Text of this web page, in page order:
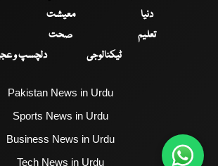
دنیا
معیشت
تعلیم
صحت
ٹیکنالوجی
دلچسپ و
Pakistan News in Urdu
Sports News in Urdu
Business News in Urdu
Tech News in Urdu